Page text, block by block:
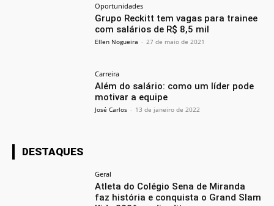
Oportunidades
Grupo Reckitt tem vagas para trainee
com salários de R$ 8,5 mil
Ellen Nogueira - 27 de maio de 2021
Carreira
Além do salário: como um líder pode
motivar a equipe
José Carlos - 13 de janeiro de 2022
DESTAQUES
Geral
Atleta do Colégio Sena de Miranda
faz história e conquista o Grand Slam